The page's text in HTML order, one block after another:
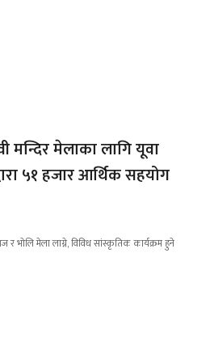
मेलाका लागि यूवा
५१ हजार आर्थिक सहयोग